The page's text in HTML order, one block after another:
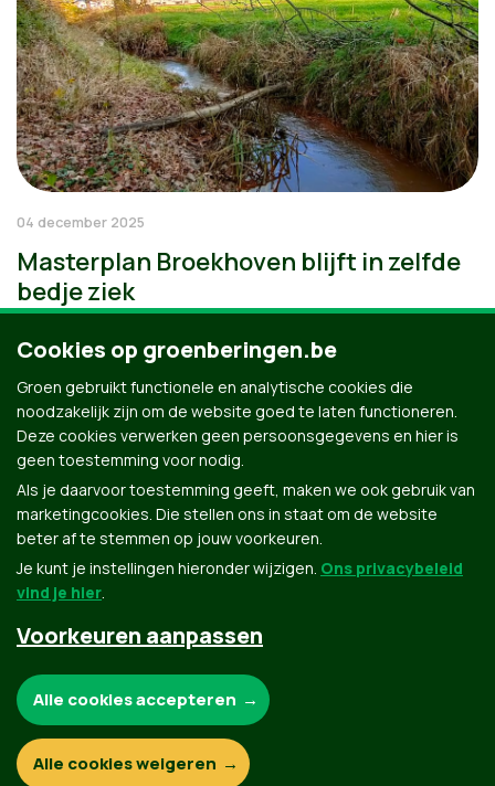
04 december 2025
Masterplan Broekhoven blijft in zelfde
bedje ziek
Groen.be
© Copyright Groen 2026 | Gemaakt met NationBuilder
Contact Privacybeleid
Cookies op groenberingen.be
Groen gebruikt functionele en analytische cookies die
noodzakelijk zijn om de website goed te laten functioneren.
Deze cookies verwerken geen persoonsgegevens en hier is
geen toestemming voor nodig.
Als je daarvoor toestemming geeft, maken we ook gebruik van
marketingcookies. Die stellen ons in staat om de website
beter af te stemmen op jouw voorkeuren.
Je kunt je instellingen hieronder wijzigen. Ons privacybeleid
vind je hier.
Voorkeuren aanpassen
Functionele en analytische cookies:
Alle cookies accepteren
Alle cookies weigeren